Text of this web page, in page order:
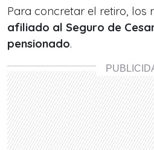
Para concretar el retiro, los
afiliado al Seguro de
pensionado.